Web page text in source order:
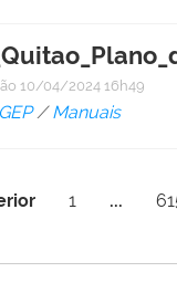
10/04/2024 16h49
/Manuais
1 ...